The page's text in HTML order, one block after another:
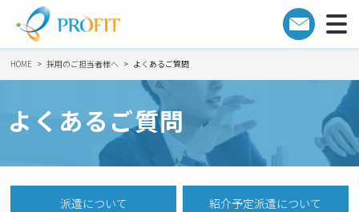
HOME 採用のご担当者様へ よくあるご質問
よくあるご質問
派遣について 紹介予定派遣について